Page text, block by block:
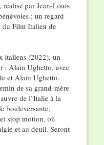
par Jean-Louis
; un regard
du Film Italien de
italiens (2022), un
: Alain Ughetto, avec
et Alain Ughetto.
de sa grand-mère
de l’Italie à la
bouleversante,
stop motion, où
et au deuil. Seront